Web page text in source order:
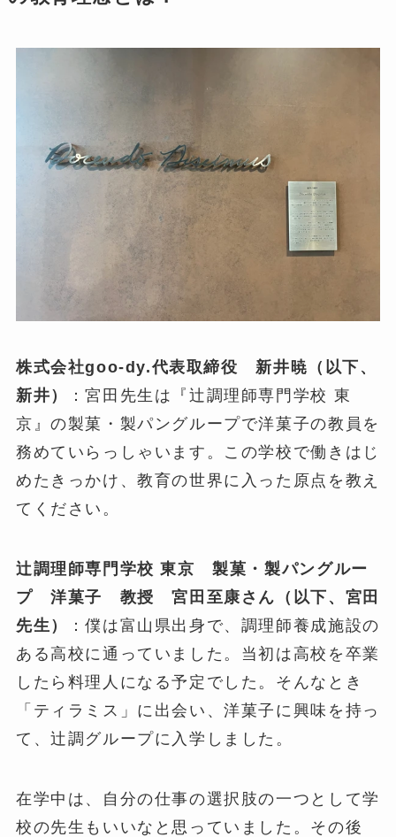
株式会社goo-dy.代表取締役 新井暁（以下、
新井）
：宮田先生は『辻調理師専門学校 東
京』の製菓・製パングループで洋菓子の教員を
務めていらっしゃいます。この学校で働きはじ
めたきっかけ、教育の世界に入った原点を教え
てください。
辻調理師専門学校 東京 製菓・製パングルー
プ 洋菓子 教授 宮田至康さん（以下、宮田
先生）
：僕は富山県出身で、調理師養成施設の
ある高校に通っていました。当初は高校を卒業
したら料理人になる予定でした。そんなとき
「ティラミス」に出会い、洋菓子に興味を持っ
て、辻調グループに入学しました。
在学中は、自分の仕事の選択肢の一つとして学
校の先生もいいなと思っていました。その後